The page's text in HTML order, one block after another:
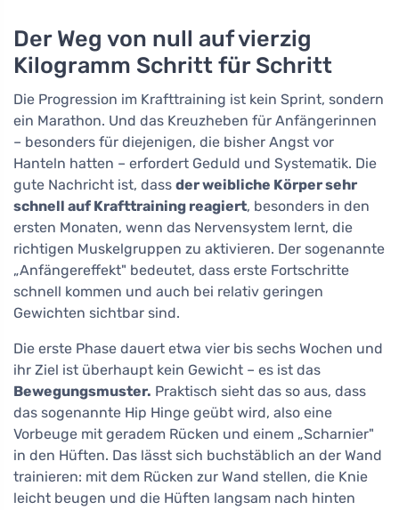
Der Weg von null auf vierzig
Kilogramm Schritt für Schritt
Die Progression im Krafttraining ist kein Sprint, sondern
ein Marathon. Und das Kreuzheben für Anfängerinnen
– besonders für diejenigen, die bisher Angst vor
Hanteln hatten – erfordert Geduld und Systematik. Die
gute Nachricht ist, dass der weibliche Körper sehr
schnell auf Krafttraining reagiert, besonders in den
ersten Monaten, wenn das Nervensystem lernt, die
richtigen Muskelgruppen zu aktivieren. Der sogenannte
„Anfängereffekt" bedeutet, dass erste Fortschritte
schnell kommen und auch bei relativ geringen
Gewichten sichtbar sind.
Die erste Phase dauert etwa vier bis sechs Wochen und
ihr Ziel ist überhaupt kein Gewicht – es ist das
Bewegungsmuster. Praktisch sieht das so aus, dass
das sogenannte Hip Hinge geübt wird, also eine
Vorbeuge mit geradem Rücken und einem „Scharnier"
in den Hüften. Das lässt sich buchstäblich an der Wand
trainieren: mit dem Rücken zur Wand stellen, die Knie
leicht beugen und die Hüften langsam nach hinten